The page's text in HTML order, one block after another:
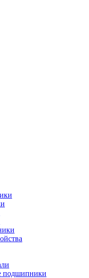
подшипники